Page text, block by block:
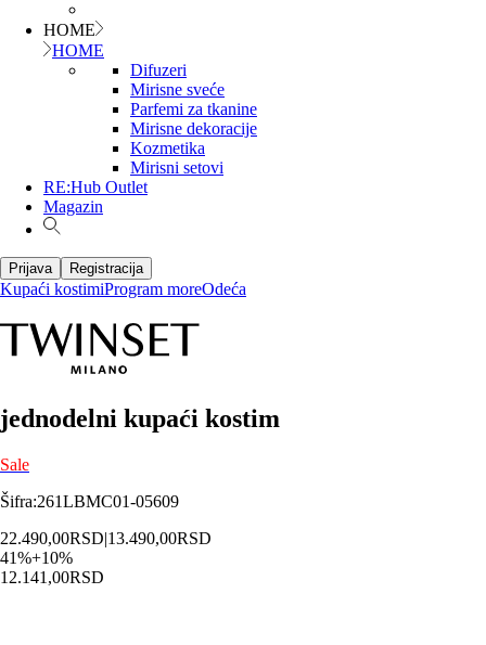
HOME
HOME
Difuzeri
Mirisne sveće
Parfemi za tkanine
Mirisne dekoracije
Kozmetika
Mirisni setovi
RE:Hub Outlet
Magazin
Prijava Registracija
Kupaći kostimiProgram moreOdeća
jednodelni kupaći kostim
Sale
Šifra:261LBMC01-05609
22.490,00RSD|13.490,00RSD
41%+10%
12.141,00RSD